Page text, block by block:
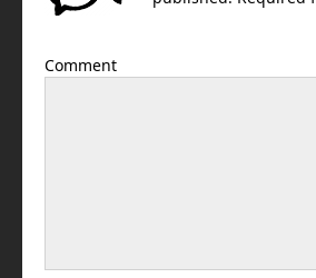
Comment